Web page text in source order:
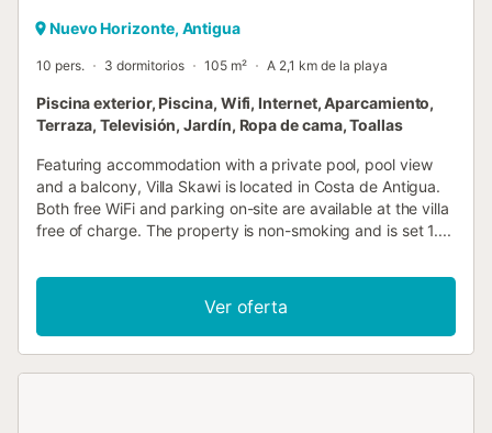
Nuevo Horizonte, Antigua
10 pers. 3 dormitorios 105 m² A 2,1 km de la playa
Piscina exterior, Piscina, Wifi, Internet, Aparcamiento,
Terraza, Televisión, Jardín, Ropa de cama, Toallas
Featuring accommodation with a private pool, pool view
and a balcony, Villa Skawi is located in Costa de Antigua.
Both free WiFi and parking on-site are available at the villa
free of charge. The property is non-smoking and is set 1....
Ver oferta